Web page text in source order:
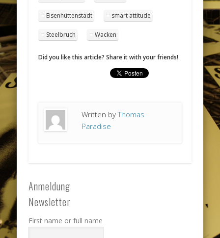
Eisenhüttenstadt smart attitude
Steelbruch Wacken
Did you like this article? Share it with your friends!
Written byThomas
Paradise
Anmeldung
Newsletter
First name or full name